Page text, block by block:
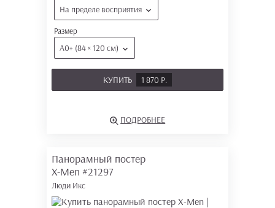
На пределе восприятия
Размер
А0+ (84 × 120 см)
КУПИТЬ 1 870 Р.
ПОДРОБНЕЕ
Панорамный постер
X-Men #21297
Люди Икс